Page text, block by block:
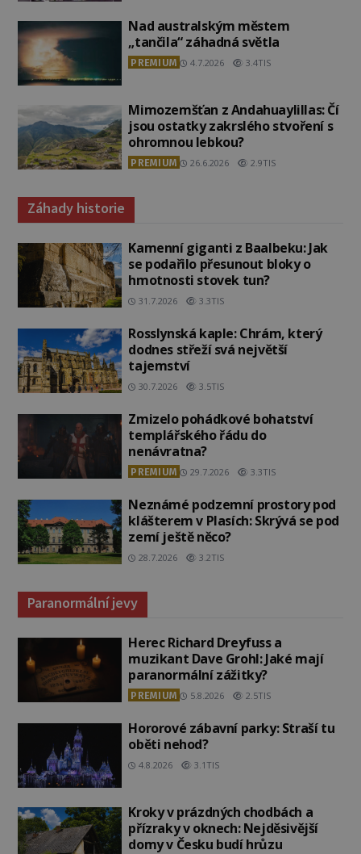
Nad australským městem
„tančila“ záhadná světla
PREMIUM 4.7.2026 3.4TIS
Mimozemšťan z Andahuaylillas: Čí
jsou ostatky zakrslého stvoření s
ohromnou lebkou?
PREMIUM 26.6.2026 2.9TIS
Záhady historie
Kamenní giganti z Baalbeku: Jak
se podařilo přesunout bloky o
hmotnosti stovek tun?
31.7.2026 3.3TIS
Rosslynská kaple: Chrám, který
dodnes střeží svá největší
tajemství
30.7.2026 3.5TIS
Zmizelo pohádkové bohatství
templářského řádu do
nenávratna?
PREMIUM 29.7.2026 3.3TIS
Neznámé podzemní prostory pod
klášterem v Plasích: Skrývá se pod
zemí ještě něco?
28.7.2026 3.2TIS
Paranormální jevy
Herec Richard Dreyfuss a
muzikant Dave Grohl: Jaké mají
paranormální zážitky?
PREMIUM 5.8.2026 2.5TIS
Hororové zábavní parky: Straší tu
oběti nehod?
4.8.2026 3.1TIS
Kroky v prázdných chodbách a
přízraky v oknech: Nejděsivější
domy v Česku budí hrůzu